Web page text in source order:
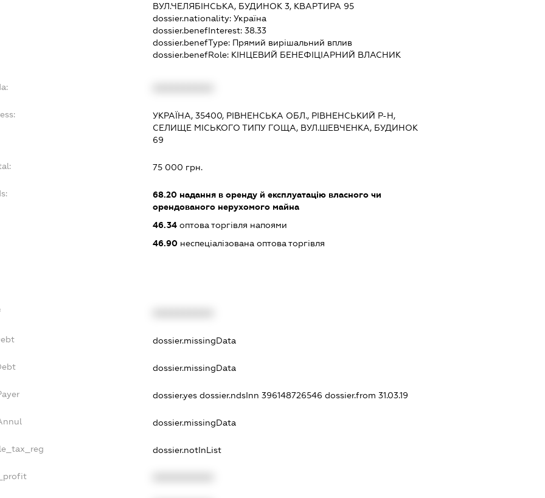
ВУЛ.ЧЕЛЯБІНСЬКА, БУДИНОК 3, КВАРТИРА 95
dossier.nationality:Україна
dossier.benefInterest:38.33
dossier.benefType: Прямий вирішальний вплив
dossier.benefRole: КІНЦЕВИЙ БЕНЕФІЦІАРНИЙ ВЛАСНИК
УКРАЇНА, 35400, РІВНЕНСЬКА ОБЛ., РІВНЕНСЬКИЙ Р-Н,
СЕЛИЩЕ МІСЬКОГО ТИПУ ГОЩА, ВУЛ.ШЕВЧЕНКА, БУДИНОК
69
75 000 грн.
68.20 надання в оренду й експлуатацію власного чи
орендованого нерухомого майна
46.34 оптова торгівля напоями
46.90 неспеціалізована оптова торгівля
dossier.missingData
dossier.missingData
dossier.yesdossier.ndsInn 396148726546dossier.from 31.03.19
dossier.missingData
dossier.notInList